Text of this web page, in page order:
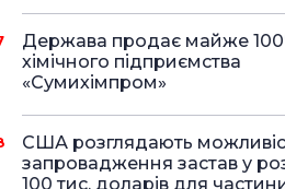
Держава продає майже
хімічного підприємства
«Сумихімпром»
США розглядають
запровадження застав у
100 тис. доларів для